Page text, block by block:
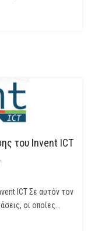
του Invent ICT
ICT Σε αυτόν τον
οι οποίες…